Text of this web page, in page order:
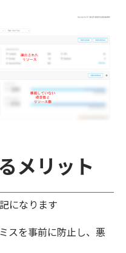
メリット
になります
スを事前に防止し、悪